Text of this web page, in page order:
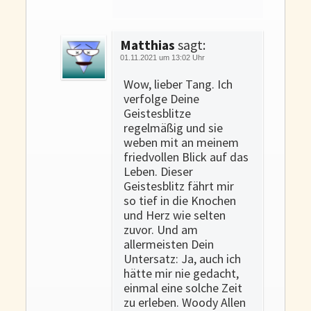
Matthias sagt:
01.11.2021 um 13:02 Uhr
Wow, lieber Tang. Ich
verfolge Deine
Geistesblitze
regelmäßig und sie
weben mit an meinem
friedvollen Blick auf das
Leben. Dieser
Geistesblitz fährt mir
so tief in die Knochen
und Herz wie selten
zuvor. Und am
allermeisten Dein
Untersatz: Ja, auch ich
hätte mir nie gedacht,
einmal eine solche Zeit
zu erleben. Woody Allen